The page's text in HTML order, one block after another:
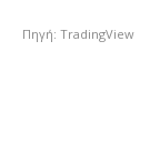
Πηγή: TradingView